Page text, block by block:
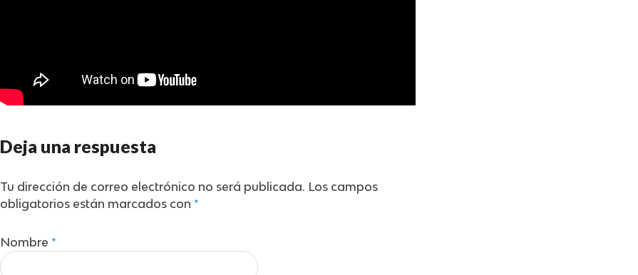
Deja una respuesta
Tu dirección de correo electrónico no será publicada. Los campos
obligatorios están marcados con *
Nombre *